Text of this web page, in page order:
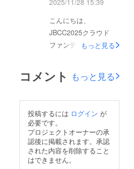
を運営できたこと心よ
りお礼申し上げま
す！！
明日の本戦で全力を賭
つけてお過ごしいただ
けたらと思います！本
日は審査委員長の株式
フォーム（JPiX）代表
彦 様より応援メッ
セージを頂いておりま
すのでご紹介いたしま
す。下記URLからご確
認ください！
https://www.youtube.c
2025/11/28 15:39
こんにちは、
JBCC2025クラウド
ファンディングチーム
戦セミファイナルの観
戦につきまして改めて
URLにまとめてありま
すのでご確認くださ
い。
https://www.jbccex.co
もっと見る
コメント もっと見る
投稿するには ログイン が
必要です。
プロジェクトオーナーの承
認後に掲載されます。承認
された内容を削除すること
はできません。